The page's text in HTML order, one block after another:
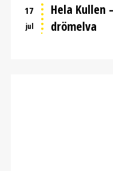
17
jul
Hela Kullen
drömelva